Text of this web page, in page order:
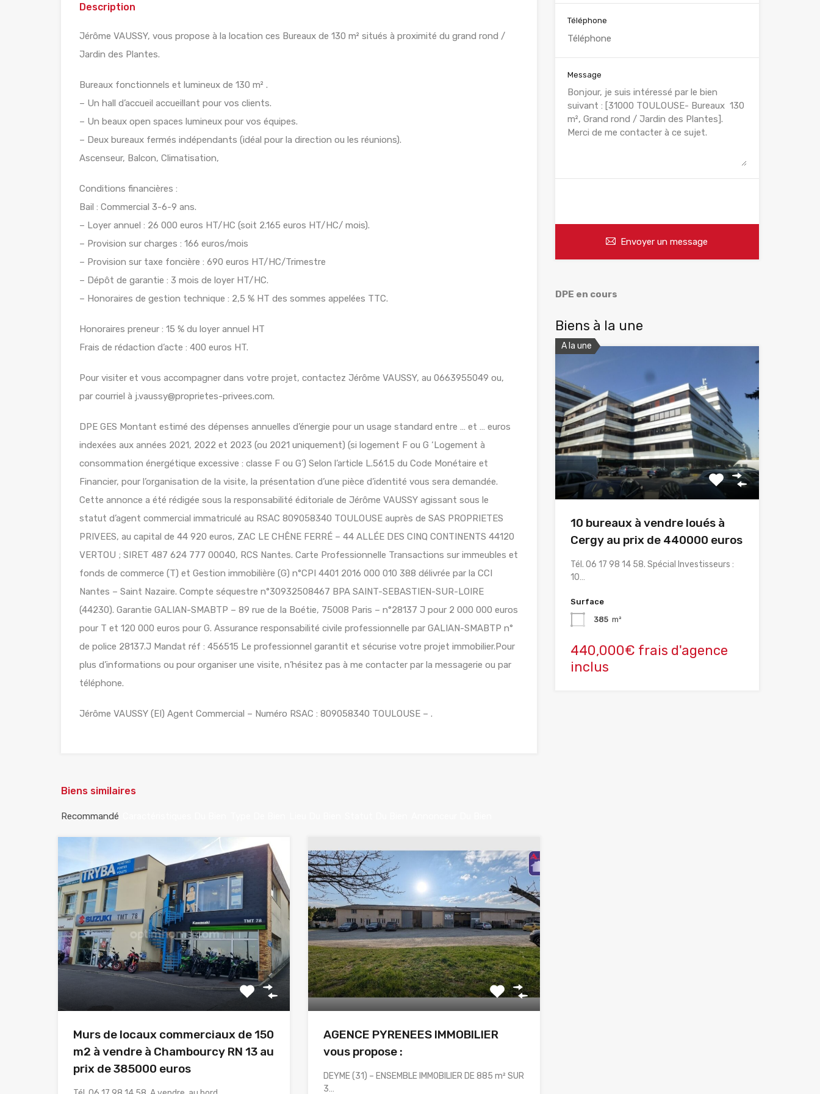
Description
Jérôme VAUSSY, vous propose à la location ces Bureaux de 130 m² situés à proximité du grand rond /
Jardin des Plantes.
Bureaux fonctionnels et lumineux de 130 m² .
– Un hall d’accueil accueillant pour vos clients.
– Un beaux open spaces lumineux pour vos équipes.
– Deux bureaux fermés indépendants (idéal pour la direction ou les réunions).
Ascenseur, Balcon, Climatisation,
Conditions financières :
Bail : Commercial 3-6-9 ans.
– Loyer annuel : 26 000 euros HT/HC (soit 2.165 euros HT/HC/ mois).
– Provision sur charges : 166 euros/mois
– Provision sur taxe foncière : 690 euros HT/HC/Trimestre
– Dépôt de garantie : 3 mois de loyer HT/HC.
– Honoraires de gestion technique : 2,5 % HT des sommes appelées TTC.
Honoraires preneur : 15 % du loyer annuel HT
Frais de rédaction d’acte : 400 euros HT.
Pour visiter et vous accompagner dans votre projet, contactez Jérôme VAUSSY, au 0663955049 ou,
par courriel à j.vaussy@proprietes-privees.com.
DPE GES Montant estimé des dépenses annuelles d’énergie pour un usage standard entre … et … euros
indexées aux années 2021, 2022 et 2023 (ou 2021 uniquement) (si logement F ou G ‘Logement à
consommation énergétique excessive : classe F ou G’) Selon l’article L.561.5 du Code Monétaire et
Financier, pour l’organisation de la visite, la présentation d’une pièce d’identité vous sera demandée.
Cette annonce a été rédigée sous la responsabilité éditoriale de Jérôme VAUSSY agissant sous le
statut d’agent commercial immatriculé au RSAC 809058340 TOULOUSE auprès de SAS PROPRIETES
PRIVEES, au capital de 44 920 euros, ZAC LE CHÊNE FERRÉ – 44 ALLÉE DES CINQ CONTINENTS 44120
VERTOU ; SIRET 487 624 777 00040, RCS Nantes. Carte Professionnelle Transactions sur immeubles et
fonds de commerce (T) et Gestion immobilière (G) n°CPI 4401 2016 000 010 388 délivrée par la CCI
Nantes – Saint Nazaire. Compte séquestre n°30932508467 BPA SAINT-SEBASTIEN-SUR-LOIRE
(44230). Garantie GALIAN-SMABTP – 89 rue de la Boétie, 75008 Paris – n°28137 J pour 2 000 000 euros
pour T et 120 000 euros pour G. Assurance responsabilité civile professionnelle par GALIAN-SMABTP n°
de police 28137.J Mandat réf : 456515 Le professionnel garantit et sécurise votre projet immobilier.Pour
plus d’informations ou pour organiser une visite, n’hésitez pas à me contacter par la messagerie ou par
téléphone.
Jérôme VAUSSY (EI) Agent Commercial – Numéro RSAC : 809058340 TOULOUSE – .
Biens similaires
Recommandé
Murs de locaux commerciaux de 150
m2 à vendre à Chambourcy RN 13 au
prix de 385000 euros
AGENCE PYRENEES IMMOBILIER
vous propose :
DEYME (31) – ENSEMBLE IMMOBILIER DE 885 m² SUR
3…
Téléphone
Message
Envoyer un message
DPE en cours
Biens à la une
A la une
10 bureaux à vendre loués à
Cergy au prix de 440000 euros
Tél. 06 17 98 14 58. Spécial Investisseurs :
10…
Surface
385 m²
440,000€ frais d'agence
inclus